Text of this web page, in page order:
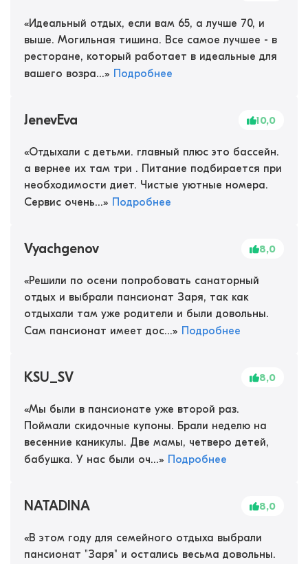
«Идеальный отдых, если вам 65, а лучше 70, и
выше. Могильная тишина. Все самое лучшее - в
ресторане, который работает в идеальные для
вашего возра...» Подробнее
JenevEva 10,0
«Отдыхали с детьми. главный плюс это бассейн.
а вернее их там три . Питание подбирается при
необходимости диет. Чистые уютные номера.
Сервис очень...» Подробнее
Vyachgenov 8,0
«Решили по осени попробовать санаторный
отдых и выбрали пансионат Заря, так как
отдыхали там уже родители и были довольны.
Сам пансионат имеет дос...» Подробнее
KSU_SV 8,0
«Мы были в пансионате уже второй раз.
Поймали скидочные купоны. Брали неделю на
весенние каникулы. Две мамы, четверо детей,
бабушка. У нас были оч...» Подробнее
NATADINA 8,0
«В этом году для семейного отдыха выбрали
пансионат "Заря" и остались весьма довольны.